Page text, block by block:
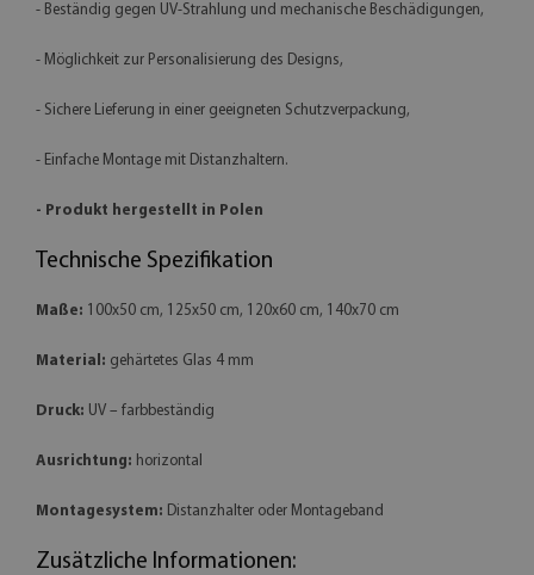
- Beständig gegen UV-Strahlung und mechanische Beschädigungen,
- Möglichkeit zur Personalisierung des Designs,
- Sichere Lieferung in einer geeigneten Schutzverpackung,
- Einfache Montage mit Distanzhaltern.
- Produkt hergestellt in Polen
Technische Spezifikation
Maße: 100x50 cm, 125x50 cm, 120x60 cm, 140x70 cm
Material: gehärtetes Glas 4 mm
Druck: UV – farbbeständig
Ausrichtung: horizontal
Montagesystem: Distanzhalter oder Montageband
Zusätzliche Informationen: